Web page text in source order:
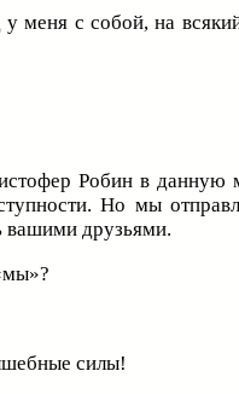
меня с собой, на
Робин в данную
Но мы
вашими друзьями.
силы!